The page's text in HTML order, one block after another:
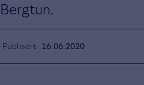
Bergtun.
Publisert 16.06.2020